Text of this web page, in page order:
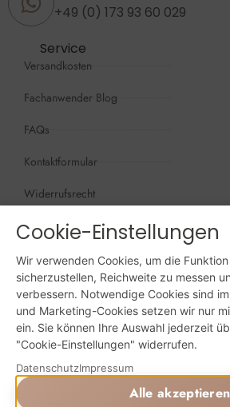
+49 (0) 173 93 60 029
Service
Versandkosten
Fachanwender Blog
FAQs
Kontaktformular
Widerrufsrecht
Öffnungszeiten
Wir sind persönlich, für Sie da:
Mo - Do: 09:00 - 16:00 Uhr
Fr: 09:00 - 15:00 Uhr
Sa + So: geschlossen
Online bestellen: 24/7
Cookie-Einstellungen
Wir verwenden Cookies, um die
sicherzustellen, Reichweite zu messen
verbessern. Notwendige Cookies sind
und Marketing-Cookies setzen wir nur
ein. Sie können Ihre Auswahl jederzeit
"Cookie-Einstellungen" widerrufen.
DatenschutzImpressum
Alle akzeptieren